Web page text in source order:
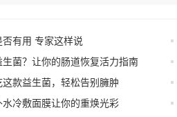
有用 专家这样说
菌？让你的肠道恢复活力指南
款益生菌，轻松告别臃肿
冷敷面膜让你的重焕光彩